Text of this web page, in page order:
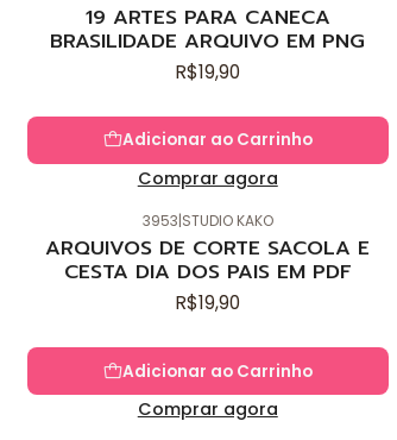
19 ARTES PARA CANECA
BRASILIDADE ARQUIVO EM PNG
R$19,90
Adicionar ao Carrinho
Comprar agora
3953|STUDIO KAKO
ARQUIVOS DE CORTE SACOLA E
CESTA DIA DOS PAIS EM PDF
R$19,90
Adicionar ao Carrinho
Comprar agora